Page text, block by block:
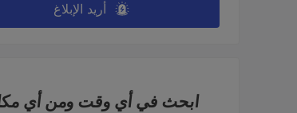
أريد الإبلاغ
ابحث في أي وقت ومن أي